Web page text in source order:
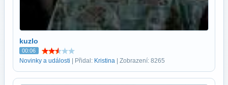
kuzlo
00:06
Novinky a události | Přidal: Kristina | Zobrazení: 8265